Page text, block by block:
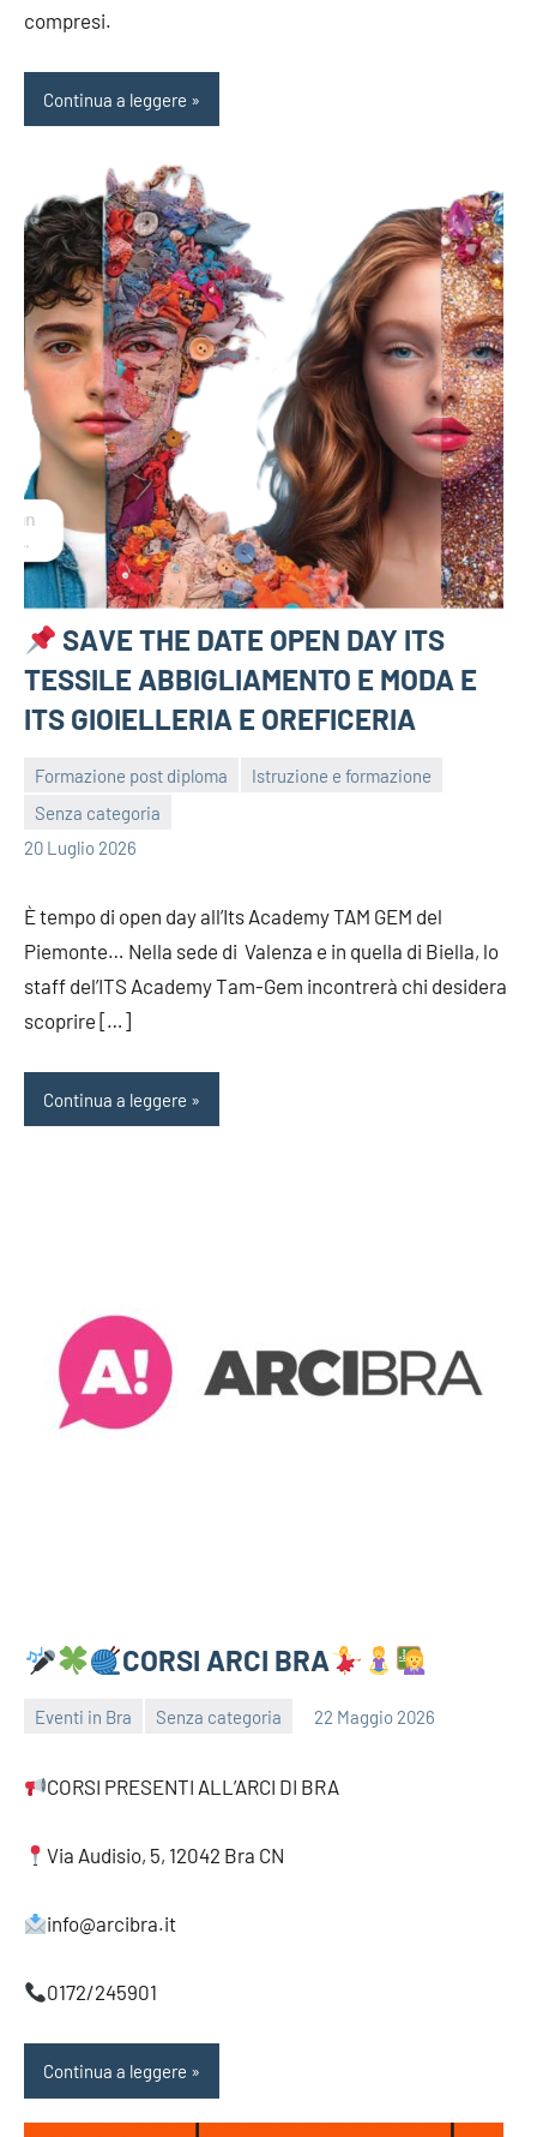
compresi.
Continua a leggere
SAVE THE DATE OPEN DAY ITS
TESSILE ABBIGLIAMENTO E MODA E
ITS GIOIELLERIA E OREFICERIA
Formazione post diploma
Istruzione e formazione
Senza categoria
20 Luglio 2026
bragiovani
È tempo di open day all’Its Academy TAM GEM del
Piemonte… Nella sede di Valenza e in quella di Biella, lo
staff del’ITS Academy Tam-Gem incontrerà chi desidera
scoprire […]
Continua a leggere
CORSI ARCI BRA
Eventi in Bra Senza categoria 22 Maggio 2026
CORSI PRESENTI ALL’ARCI DI BRA
Via Audisio, 5, 12042 Bra CN
info@arcibra.it
0172/245901
Continua a leggere